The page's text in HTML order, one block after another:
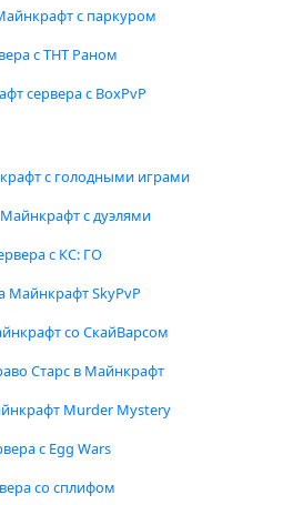
с паркуром
с ТНТ Раном
сервера с BoxPvP
с голодными играми
с дуэлями
с КС: ГО
Майнкрафт SkyPvP
со СкайВарсом
Старс в Майнкрафт
Murder Mystery
с Egg Wars
со сплифом